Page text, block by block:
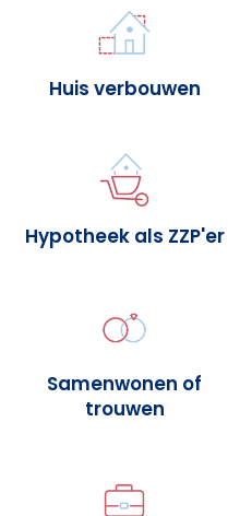
Huis verbouwen
Hypotheek als ZZP'er
Samenwonen of
trouwen